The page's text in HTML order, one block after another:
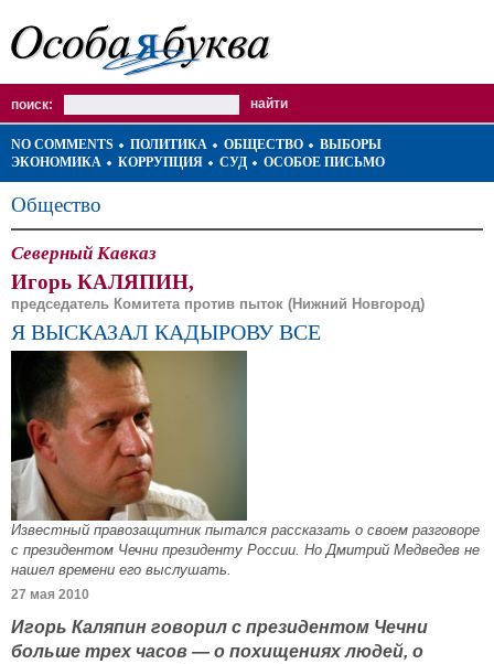
поиск:
NO COMMENTS ПОЛИТИКА ОБЩЕСТВО
ВЫБОРЫ
ЭКОНОМИКА
КОРРУПЦИЯ СУД ОСОБОЕ ПИСЬМО
Общество
Северный Кавказ
Игорь КАЛЯПИН,
председатель Комитета против пыток (Нижний Новгород)
Я ВЫСКАЗАЛ КАДЫРОВУ ВСЕ
Известный правозащитник пытался рассказать о своем разговоре
с президентом Чечни президенту России. Но Дмитрий Медведев не
нашел времени его выслушать.
27 мая 2010
Игорь Каляпин говорил с президентом Чечни
больше трех часов — о похищениях людей, о